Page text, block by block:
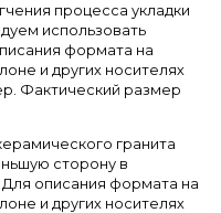
процесса укладки
использовать
формата на
и других носителях
Фактический размер
гранита
сторону в
описания формата на
и других носителях